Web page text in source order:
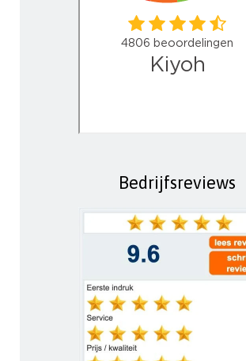
Bedrijfsreviews